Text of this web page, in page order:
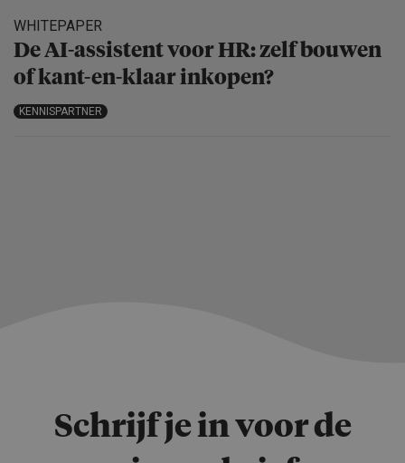
WHITEPAPER
De AI-assistent voor HR: zelf bouwen
of kant-en-klaar inkopen?
KENNISPARTNER
Schrijf je in voor de